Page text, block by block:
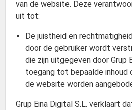
van de website. Deze
uit tot:
De juistheid en
door de gebruiker wordt
die zijn uitgegeven door Grup
toegang tot bepaalde inhoud
de website worden
Grup Eina Digital S.L. verklaart